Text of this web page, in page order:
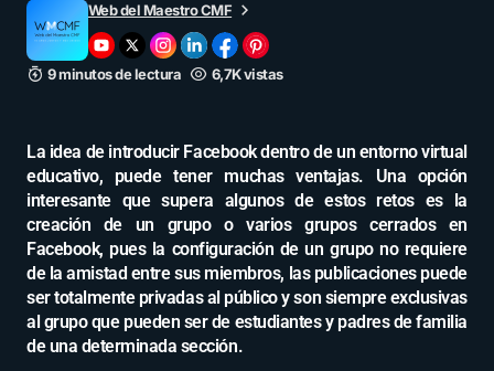
Web del Maestro CMF
9 minutos de lectura 6,7K vistas
La idea de introducir Facebook dentro de un entorno virtual
educativo, puede tener muchas ventajas. Una opción
interesante que supera algunos de estos retos es la
creación de un grupo o varios grupos cerrados en
Facebook, pues la configuración de un grupo no requiere
de la amistad entre sus miembros, las publicaciones puede
ser totalmente privadas al público y son siempre exclusivas
al grupo que pueden ser de estudiantes y padres de familia
de una determinada sección.